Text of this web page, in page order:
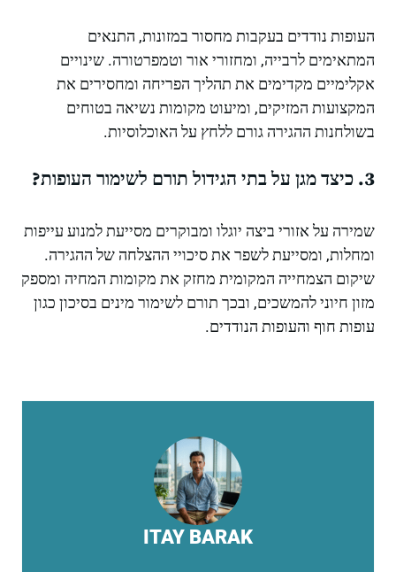
העופות נודדים בעקבות מחסור במזונות, התנאים
המתאימים לרבייה, ומחזורי אור וטמפרטורה. שינויים
אקלימיים מקדימים את תהליך הפריחה ומחסירים את
המקצועות המזיקים, ומיעוט מקומות נשיאה בטוחים
בשולחנות ההגירה גורם ללחץ על האוכלוסיות.
3. כיצד מגן על בתי הגידול תורם לשימור העופות?
שמירה על אזורי ביצה יוגלו ומבוקרים מסייעת למנוע עייפות
ומחלות, ומסייעת לשפר את סיכויי ההצלחה של ההגירה.
שיקום הצמחייה המקומית מחזק את מקומות המחיה ומספק
מזון חיוני להמשכים, ובכך תורם לשימור מינים בסיכון כגון
עופות חוף והעופות הנודדים.
ITAY BARAK